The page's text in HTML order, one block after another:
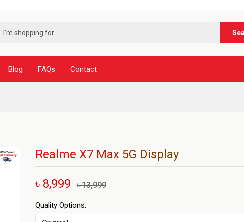
***নূর
Blog FAQs Contact
Realme X7 Max 5G Display
৳ 8,999 ৳ 13,999
Quality Options: